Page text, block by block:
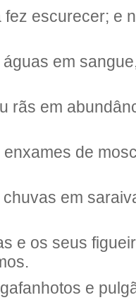
fez escurecer; e
em
rãs em
de
em
e os seus
e